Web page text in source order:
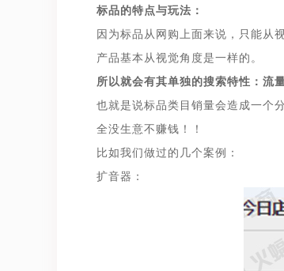
标品的特点与玩法：
因为标品从网购上面来说，只能从
产品基本从视觉角度是一样的。
所以就会有其单独的搜索特性：流
也就是说标品类目销量会造成一个
全没生意不赚钱！！
比如我们做过的几个案例：
扩音器：